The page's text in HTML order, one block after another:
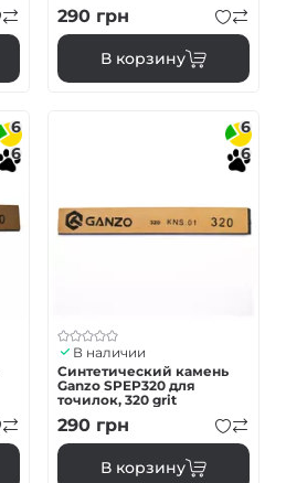
290 грн
В корзину
6
6
6
6
В наличии
Синтетический камень
Ganzo SPEP320 для
точилок, 320 grit
290 грн
В корзину